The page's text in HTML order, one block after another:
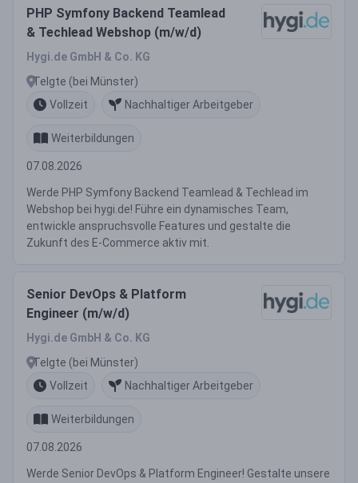
PHP Symfony Backend Teamlead
& Techlead Webshop (m/w/d)
Hygi.de GmbH & Co. KG
Telgte (bei Münster)
Vollzeit
Nachhaltiger Arbeitgeber
Weiterbildungen
07.08.2026
Werde PHP Symfony Backend Teamlead & Techlead im
Webshop bei hygi.de! Führe ein dynamisches Team,
entwickle anspruchsvolle Features und gestalte die
Zukunft des E-Commerce aktiv mit.
Senior DevOps & Platform
Engineer (m/w/d)
Hygi.de GmbH & Co. KG
Telgte (bei Münster)
Vollzeit
Nachhaltiger Arbeitgeber
Weiterbildungen
07.08.2026
Werde Senior DevOps & Platform Engineer! Gestalte unsere